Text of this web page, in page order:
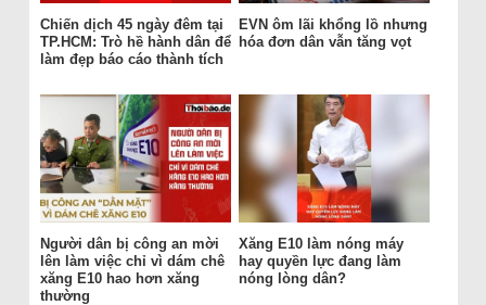
Chiến dịch 45 ngày đêm tại
TP.HCM: Trò hề hành dân để
làm đẹp báo cáo thành tích
EVN ôm lãi khổng lồ nhưng
hóa đơn dân vẫn tăng vọt
Người dân bị công an mời
lên làm việc chỉ vì dám chê
xăng E10 hao hơn xăng
thường
Xăng E10 làm nóng máy
hay quyền lực đang làm
nóng lòng dân?